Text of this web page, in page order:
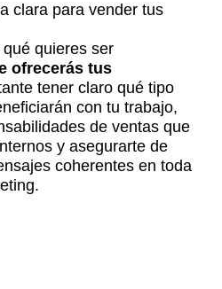
clara para vender tus
quieres ser
ofrecerás tus
tener claro qué tipo
con tu trabajo,
de ventas que
y asegurarte de
coherentes en toda